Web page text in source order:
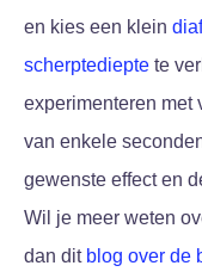
en kies een klein
scherptediepte te
experimenteren met
van enkele
gewenste effect en
Wil je meer weten
dan dit blog over de